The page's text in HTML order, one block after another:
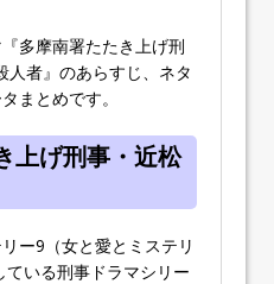
多摩南署たたき上げ刑
人者』のあらすじ、ネタ
まとめです。
上げ刑事・近松
ー9（女と愛とミステリ
いる刑事ドラマシリー